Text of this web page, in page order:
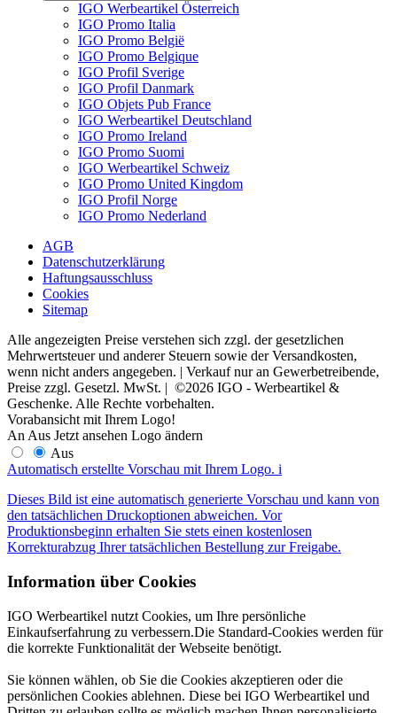
IGO Werbeartikel Österreich
IGO Promo Italia
IGO Promo België
IGO Promo Belgique
IGO Profil Sverige
IGO Profil Danmark
IGO Objets Pub France
IGO Werbeartikel Deutschland
IGO Promo Ireland
IGO Promo Suomi
IGO Werbeartikel Schweiz
IGO Promo United Kingdom
IGO Profil Norge
IGO Promo Nederland
AGB
Datenschutzerklärung
Haftungsausschluss
Cookies
Sitemap
Alle angezeigten Preise verstehen sich zzgl. der gesetzlichen
Mehrwertsteuer und anderer Steuern sowie der Versandkosten,
wenn nicht anders angegeben. | Verkauf nur an Gewerbetreibende,
Preise zzgl. Gesetzl. MwSt. | ©2026 IGO - Werbeartikel &
Geschenke. Alle Rechte vorbehalten.
Vorabansicht mit Ihrem Logo!
An Aus Jetzt ansehen Logo ändern
Aus
Automatisch erstellte Vorschau mit Ihrem Logo. i
Dieses Bild ist eine automatisch generierte Vorschau und kann von
den tatsächlichen Druckoptionen abweichen. Vor
Produktionsbeginn erhalten Sie stets einen kostenlosen
Korrekturabzug Ihrer tatsächlichen Bestellung zur Freigabe.
Information über Cookies
IGO Werbeartikel nutzt Cookies, um Ihre persönliche
Einkaufserfahrung zu verbessern.Die Standard-Cookies werden für
die korrekte Funktionalität der Webseite benötigt.
Sie können wählen, ob Sie die Cookies akzeptieren oder die
persönlichen Cookies ablehnen. Diese bei IGO Werbeartikel und